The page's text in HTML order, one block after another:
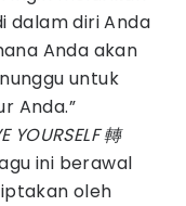
dalam diri Anda
Anda akan
untuk
Anda.”
YOURSELF 轉
ini berawal
oleh